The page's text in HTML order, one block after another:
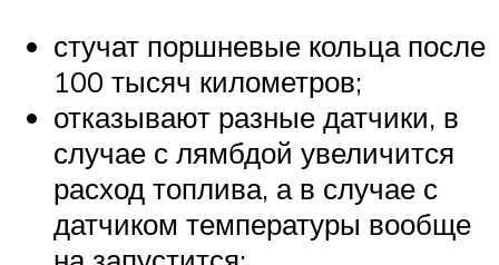
стучат поршневые кольца после
100 тысяч километров;
отказывают разные датчики, в
случае с лямбдой увеличится
расход топлива, а в случае с
датчиком температуры вообще